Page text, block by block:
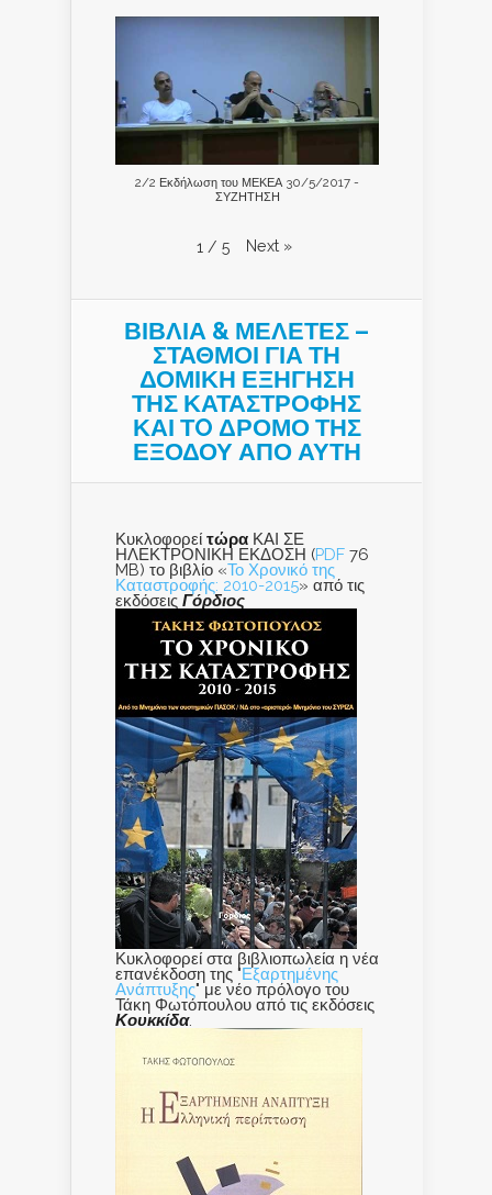
2/2 Εκδήλωση του ΜΕΚΕΑ 30/5/2017 -
ΣΥΖΗΤΗΣΗ
1 / 5 Next »
ΒΙΒΛΙΑ & ΜΕΛΕΤΕΣ –
ΣΤΑΘΜΟΙ ΓΙΑ ΤΗ
ΔΟΜΙΚΗ ΕΞΗΓΗΣΗ
ΤΗΣ ΚΑΤΑΣΤΡΟΦΗΣ
ΚΑΙ ΤO ΔΡΟΜΟ ΤΗΣ
ΕΞΟΔΟΥ ΑΠΟ ΑΥΤΗ
Κυκλοφορεί τώρα ΚΑΙ ΣΕ
ΗΛΕΚΤΡΟΝΙΚΗ ΕΚΔΟΣΗ (PDF 76
MB) το βιβλίο «Το Χρονικό της
Καταστροφής: 2010-2015» από τις
εκδόσεις Γόρδιος
Κυκλοφορεί στα βιβλιοπωλεία η νέα
επανέκδοση της "Εξαρτημένης
Ανάπτυξης" με νέο πρόλογο του
Τάκη Φωτόπουλου από τις εκδόσεις
Κουκκίδα.